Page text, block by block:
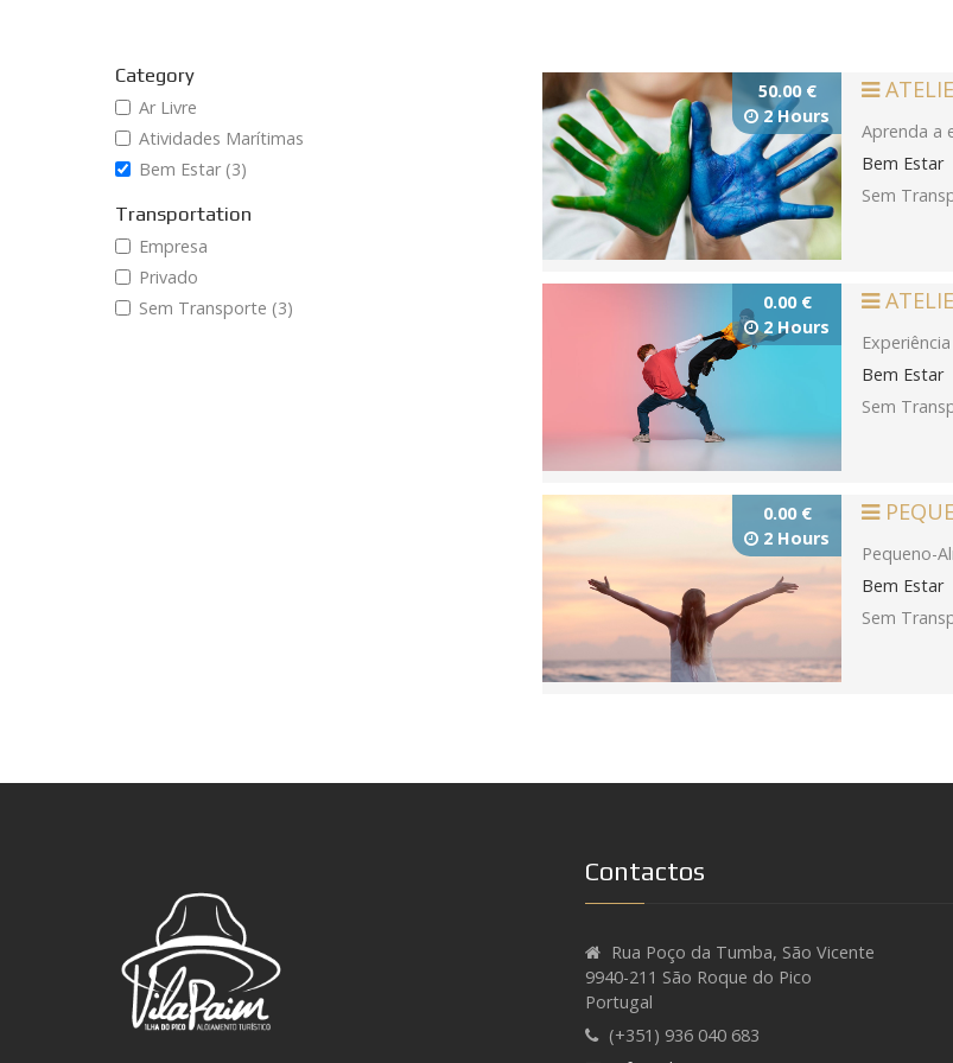
Category
Ar Livre
Atividades Marítimas
Bem Estar (3)
Transportation
Empresa
Privado
Sem Transporte (3)
50.00 €
2 Hours
Aprenda a
Bem Estar
Sem
0.00 €
2 Hours
Bem Estar
Sem
0.00 €
2 Hours
Pequeno-
Bem Estar
Sem
Contactos
Rua Poço da Tumba, São Vicente
9940-211 São Roque do Pico
Portugal
(+351) 936 040 683